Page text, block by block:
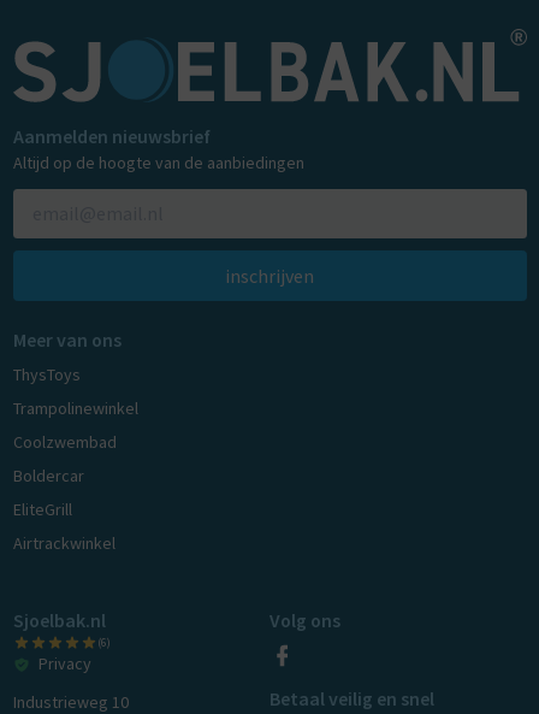
Aanmelden nieuwsbrief
Altijd op de hoogte van de aanbiedingen
inschrijven
Meer van ons
ThysToys
Trampolinewinkel
Coolzwembad
Boldercar
EliteGrill
Airtrackwinkel
Sjoelbak.nl
(6)
Privacy
Industrieweg 10
Volg ons
Betaal veilig en snel